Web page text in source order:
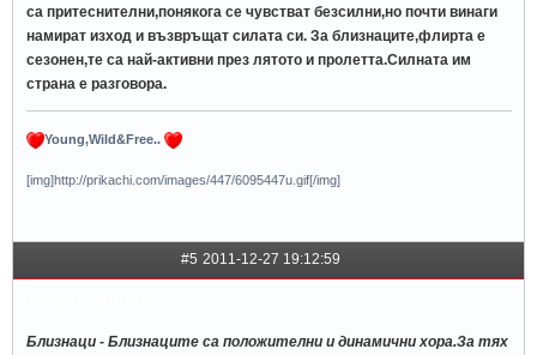
са притеснителни,понякога се чувстват безсилни,но почти винаги
намират изход и възвръщат силата си. За близнаците,флирта е
сезонен,те са най-активни през лятото и пролетта.Силната им
страна е разговора.
Young,Wild&Free..
[img]http://prikachi.com/images/447/6095447u.gif[/img]
#5 2011-12-27 19:12:59
Близнаци - Близнаците са положителни и динамични хора.За тях